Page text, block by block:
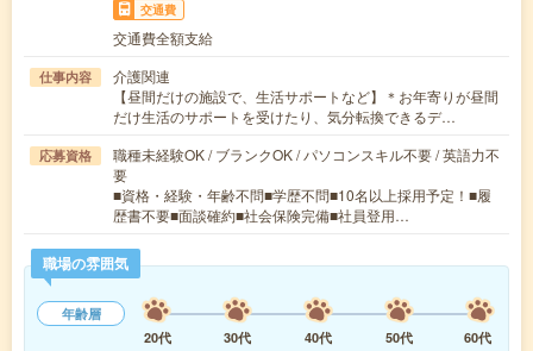
交通費
交通費全額支給
仕事内容
介護関連
【昼間だけの施設で、生活サポートなど】＊お年寄りが昼間
だけ生活のサポートを受けたり、気分転換できるデ…
応募資格
職種未経験OK / ブランクOK / パソコンスキル不要 / 英語力不
要
■資格・経験・年齢不問■学歴不問■10名以上採用予定！■履
歴書不要■面談確約■社会保険完備■社員登用…
職場の雰囲気
年齢層
20代
30代 40代 50代
60代